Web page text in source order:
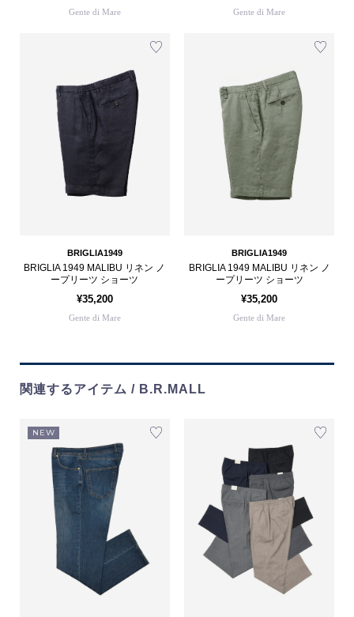
Gente di Mare Gente di Mare
BRIGLIA1949
BRIGLIA 1949 MALIBU リネン ノ
ープリーツ ショーツ
¥35,200
Gente di Mare
BRIGLIA1949
BRIGLIA 1949 MALIBU リネン ノ
ープリーツ ショーツ
¥35,200
Gente di Mare
関連するアイテム / B.R.MALL
NEW